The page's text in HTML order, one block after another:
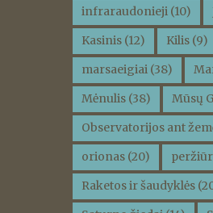
infraraudonieji(10)
Kasinis(12) Kilis(9)
marsaeigiai(38)
Mėnulis(38) Mūsų
Observatorijos ant
orionas(20)
Raketos ir šaudyklės